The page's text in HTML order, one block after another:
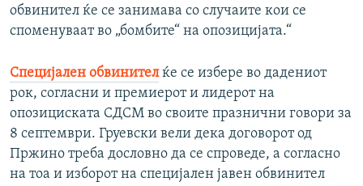
обвинител ќе се занимава со случаите кои се
споменуваат во „бомбите“ на опозицијата.“
Специјален обвинителќе се избере во дадениот
рок, согласни и премиерот и лидерот на
опозициската СДСМ во своите празнични говори за
8 септември. Груевски вели дека договорот од
Пржино треба дословно да се спроведе, а согласно
на тоа и изборот на специјален јавен обвинител